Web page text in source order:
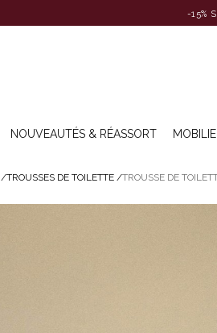
-15%
NOUVEAUTÉS & RÉASSORT
/TROUSSES DE TOILETTE /TROUSSE DE